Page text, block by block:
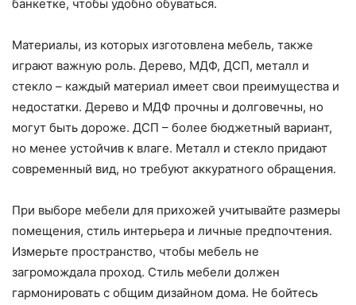
банкетке, чтобы удобно обуваться.
Материалы, из которых изготовлена мебель, также
играют важную роль. Дерево, МДФ, ДСП, металл и
стекло – каждый материал имеет свои преимущества и
недостатки. Дерево и МДФ прочны и долговечны, но
могут быть дороже. ДСП – более бюджетный вариант,
но менее устойчив к влаге. Металл и стекло придают
современный вид, но требуют аккуратного обращения.
При выборе мебели для прихожей учитывайте размеры
помещения, стиль интерьера и личные предпочтения.
Измерьте пространство, чтобы мебель не
загромождала проход. Стиль мебели должен
гармонировать с общим дизайном дома. Не бойтесь